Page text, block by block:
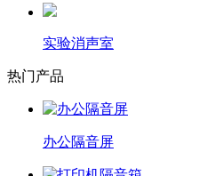
实验消声室
热门产品
办公隔音屏